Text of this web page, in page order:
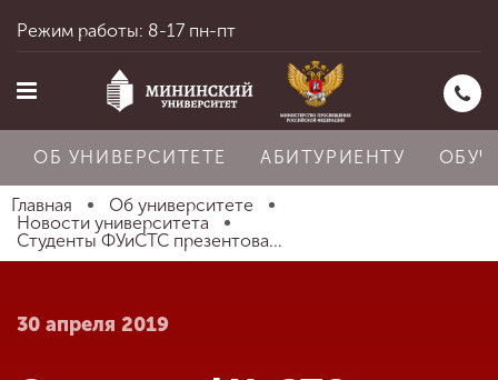
Главная
Режим работы: 8-17 пн-пт
ОБ УНИВЕРСИТЕТЕ АБИТУРИЕНТУ
Главная
Об университете
Новости университета
Студенты ФУиСТС презентова...
30 апреля 2019